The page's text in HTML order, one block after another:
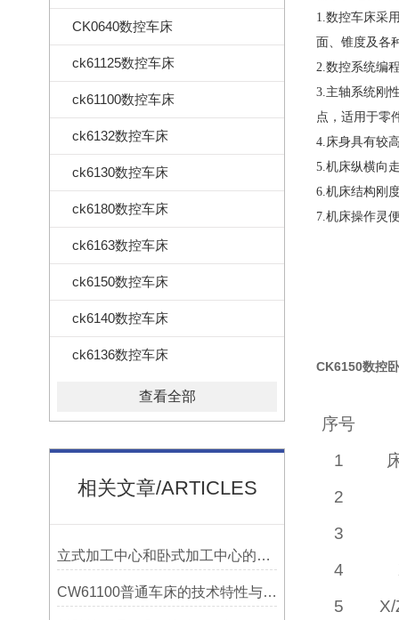
CK0640数控车床
ck61125数控车床
ck61100数控车床
ck6132数控车床
ck6130数控车床
ck6180数控车床
ck6163数控车床
ck6150数控车床
ck6140数控车床
ck6136数控车床
查看全部
相关文章/ARTICLES
立式加工中心和卧式加工中心的区别
CW61100普通车床的技术特性与操作优势
1.数控车床采
面、锥度及各
2.数控系统编
3.主轴系统刚
点，适用于零
4.床身具有较
5.机床纵横向
6.机床结构刚
7.机床操作灵
CK6150数控
序号
1
2
3
4
5